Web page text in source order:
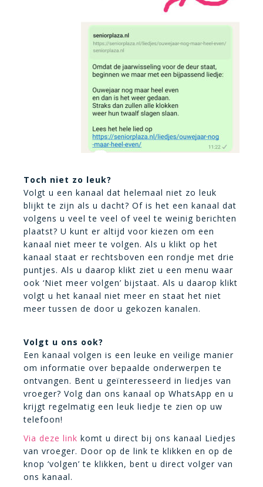
Toch niet zo leuk?
Volgt u een kanaal dat helemaal niet zo leuk
blijkt te zijn als u dacht? Of is het een kanaal dat
volgens u veel te veel of veel te weinig berichten
plaatst? U kunt er altijd voor kiezen om een
kanaal niet meer te volgen. Als u klikt op het
kanaal staat er rechtsboven een rondje met drie
puntjes. Als u daarop klikt ziet u een menu waar
ook ‘Niet meer volgen’ bijstaat. Als u daarop klikt
volgt u het kanaal niet meer en staat het niet
meer tussen de door u gekozen kanalen.
Volgt u ons ook?
Een kanaal volgen is een leuke en veilige manier
om informatie over bepaalde onderwerpen te
ontvangen. Bent u geïnteresseerd in liedjes van
vroeger? Volg dan ons kanaal op WhatsApp en u
krijgt regelmatig een leuk liedje te zien op uw
telefoon!
Via deze link komt u direct bij ons kanaal Liedjes
van vroeger. Door op de link te klikken en op de
knop ‘volgen’ te klikken, bent u direct volger van
ons kanaal.